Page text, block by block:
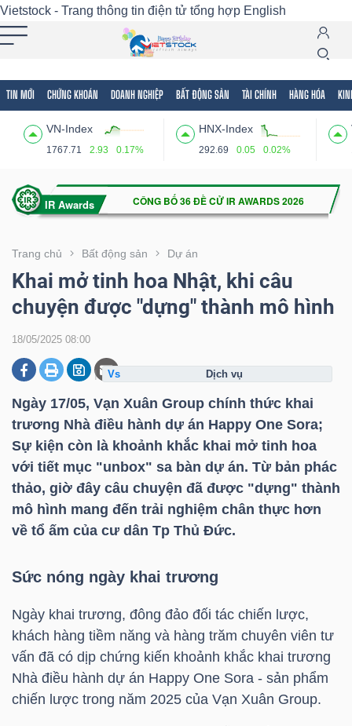
Vietstock - Trang thông tin điện tử tổng hợp English
TIN MỚI CHỨNG KHOÁN DOANH NGHIỆP BẤT ĐỘNG SẢN TÀI CHÍNH HÀNG HÓA
VN-Index
1767.71 2.93 0.17%
HNX-Index
292.69 0.05 0.02%
Trang chủ Bất động sản Dự án
Khai mở tinh hoa Nhật, khi câu
chuyện được "dựng" thành mô hình
18/05/2025 08:00
Ngày 17/05, Vạn Xuân Group chính thức khai
trương Nhà điều hành dự án Happy One Sora;
Sự kiện còn là khoảnh khắc khai mở tinh hoa
với tiết mục "unbox" sa bàn dự án. Từ bản phác
thảo, giờ đây câu chuyện đã được "dựng" thành
mô hình mang đến trải nghiệm chân thực hơn
về tổ ấm của cư dân Tp Thủ Đức.
Sức nóng ngày khai trương
Ngày khai trương, đông đảo đối tác chiến lược,
khách hàng tiềm năng và hàng trăm chuyên viên tư
vấn đã có dịp chứng kiến khoảnh khắc khai trương
Nhà điều hành dự án Happy One Sora - sản phẩm
chiến lược trong năm 2025 của Vạn Xuân Group.
dịch vụ
Tất cả Tính năng Ngành Mã chứng khoán
Tính
(-)
VIETSTOCK
CHỨNG
DOANH
NGHIỆP
BẤT
ĐỘNG
TÀI
CHÍNH